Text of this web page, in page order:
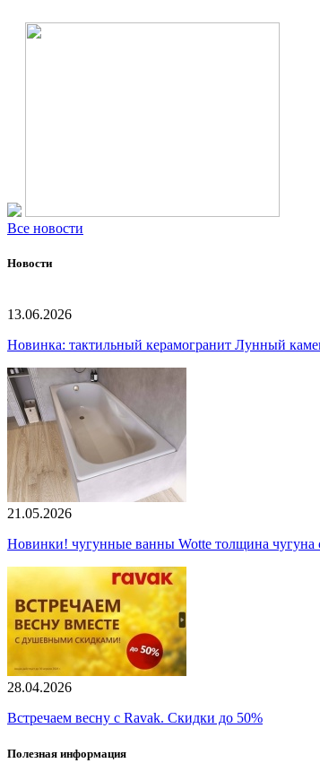
Все новости
Новости
13.06.2026
Новинка: тактильный керамогранит Лунный
21.05.2026
Новинки! чугунные ванны Wotte толщина чугуна
28.04.2026
Встречаем весну с Ravak. Скидки до 50%
Полезная информация